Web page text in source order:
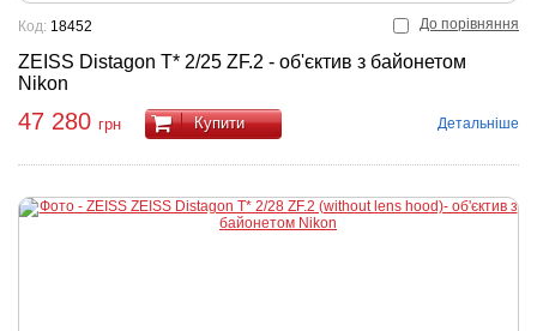
До порівняння
ZEISS Distagon T* 2/25 ZF.2 - об'єктив з байонетом
Nikon
Код: 18452
47 280 грн Купити Детальніше